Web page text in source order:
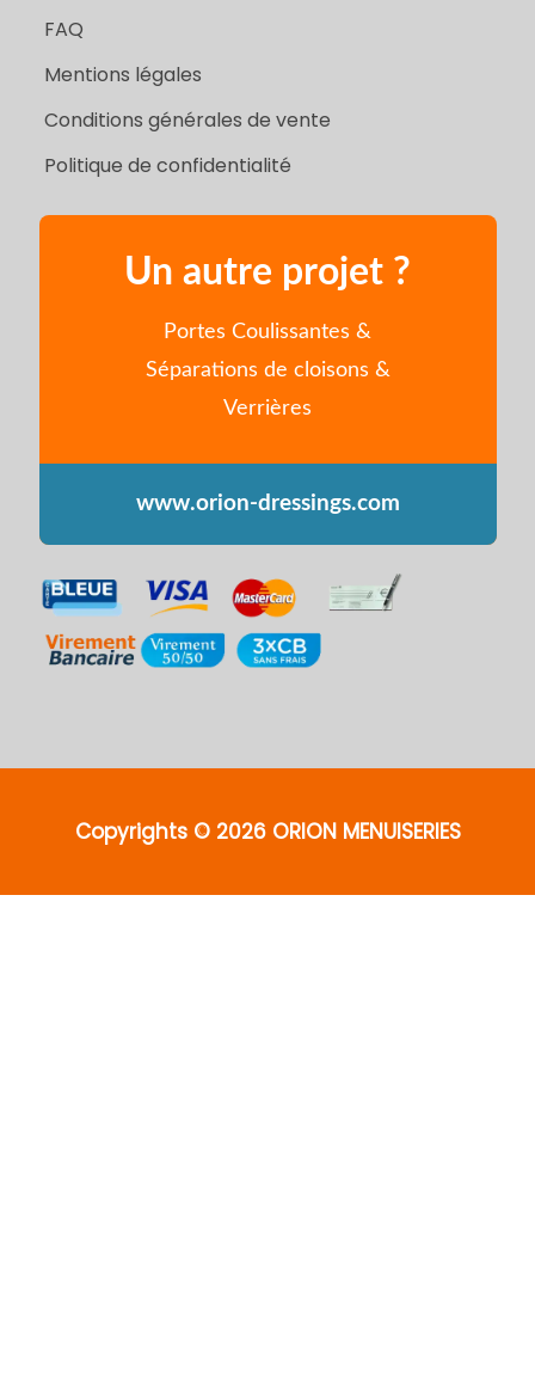
FAQ
Mentions légales
Conditions générales de vente
Politique de confidentialité
Un autre projet ?
Portes Coulissantes &
Séparations de cloisons &
Verrières
www.orion-dressings.com
Copyrights © 2026 ORION MENUISERIES